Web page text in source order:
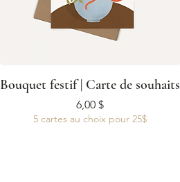
Bouquet festif | Carte de souhaits
Prix
6,00 $
5 cartes au choix pour 25$